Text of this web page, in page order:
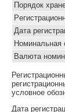
Порядок
Дата
Номинальная
Валюта
условное
Дата